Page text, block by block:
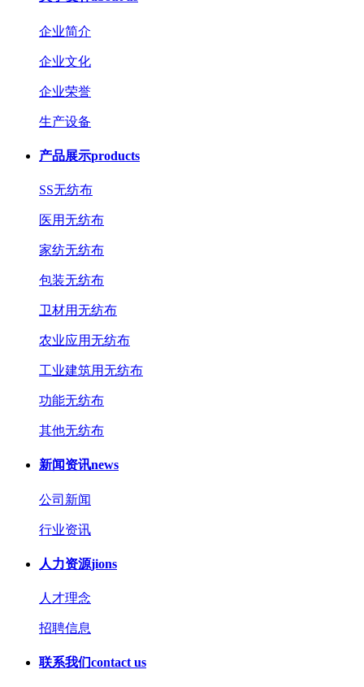
企业简介
企业文化
企业荣誉
生产设备
产品展示products
SS无纺布
医用无纺布
家纺无纺布
包装无纺布
卫材用无纺布
农业应用无纺布
工业建筑用无纺布
功能无纺布
其他无纺布
新闻资讯news
公司新闻
行业资讯
人力资源jions
人才理念
招聘信息
联系我们contact us